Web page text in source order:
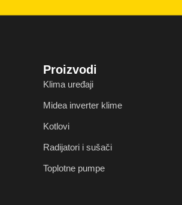
Proizvodi
Klima uređaji
Midea inverter klime
Kotlovi
Radijatori i sušači
Toplotne pumpe